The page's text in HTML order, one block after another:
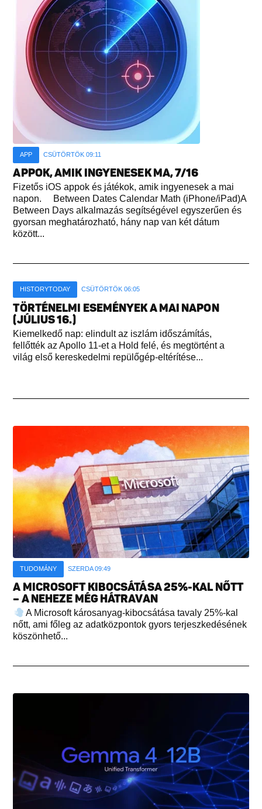
APP CSÜTÖRTÖK 09:11
APPOK, AMIK INGYENESEK MA, 7/16
Fizetős iOS appok és játékok, amik ingyenesek a mai
napon. Between Dates Calendar Math (iPhone/iPad)A
Between Days alkalmazás segítségével egyszerűen és
gyorsan meghatározható, hány nap van két dátum
között...
HISTORYTODAY CSÜTÖRTÖK 06:05
TÖRTÉNELMI ESEMÉNYEK A MAI NAPON
(JÚLIUS 16.)
Kiemelkedő nap: elindult az iszlám időszámítás,
fellőtték az Apollo 11-et a Hold felé, és megtörtént a
világ első kereskedelmi repülőgép-eltérítése...
TUDOMÁNY SZERDA 09:49
A MICROSOFT KIBOCSÁTÁSA 25%-KAL NŐTT
– A NEHEZE MÉG HÁTRAVAN
A Microsoft károsanyag-kibocsátása tavaly 25%-kal
nőtt, ami főleg az adatközpontok gyors terjeszkedésének
köszönhető...